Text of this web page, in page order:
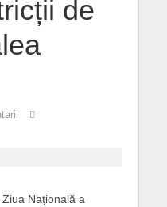
de
Națională a